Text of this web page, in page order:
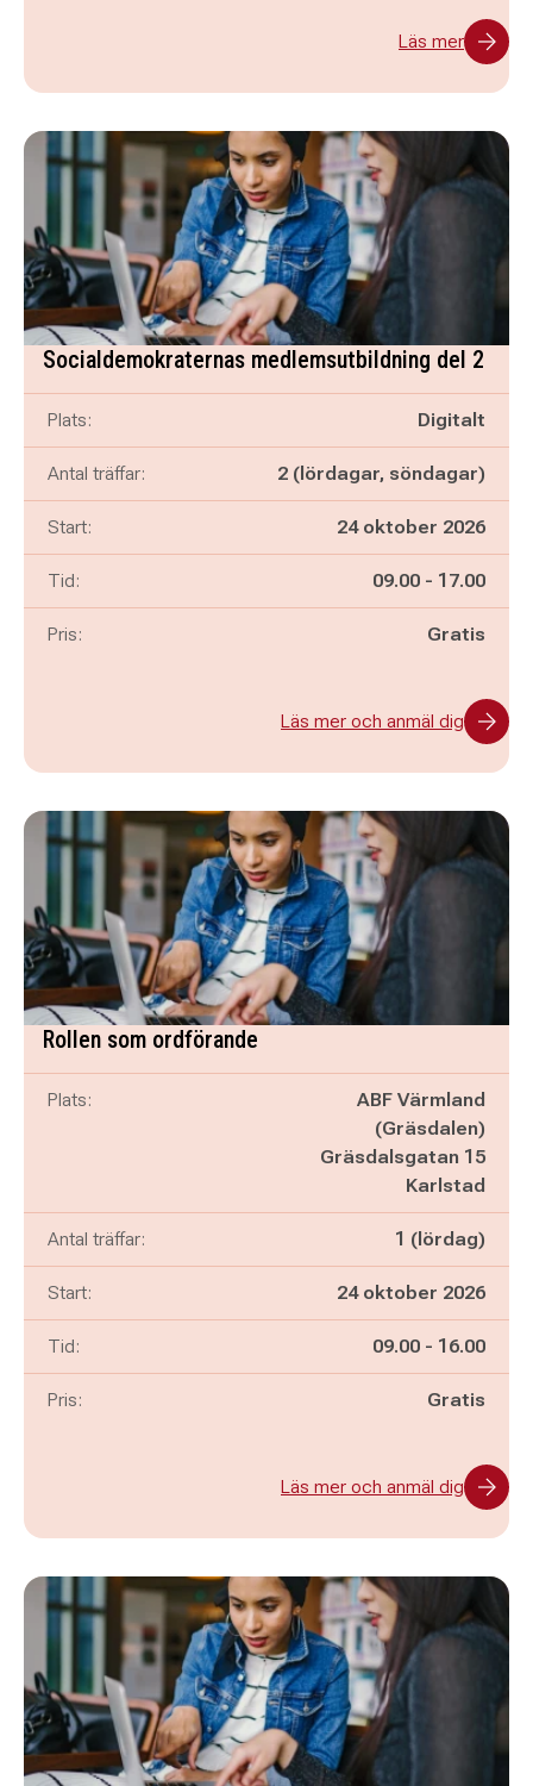
Läs mer
Socialdemokraternas medlemsutbildning del 2
Plats: Digitalt
Antal träffar: 2 (lördagar, söndagar)
Start: 24 oktober 2026
Tid: Pågår mellan
09.00 - och
17.00
Pris: Gratis
Läs mer och anmäl dig
Rollen som ordförande
Plats:
ABF Värmland
(Gräsdalen)
Gräsdalsgatan 15
Karlstad
Antal träffar: 1 (lördag)
Start: 24 oktober 2026
Tid: Pågår mellan
09.00 - och
16.00
Pris: Gratis
Läs mer och anmäl dig